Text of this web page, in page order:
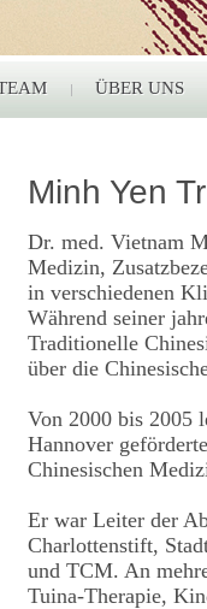
ÜBER UNS
Minh Yen
Dr. med. Vietnam
Medizin,
in verschiedenen
Während seiner
Traditionelle
über die
Von 2000 bis 2005
Hannover
Chinesischen
Er war Leiter der
Charlottenstift,
und TCM. An
Tuina-Therapie,